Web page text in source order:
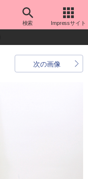
検索 Impressサイト
次の画像